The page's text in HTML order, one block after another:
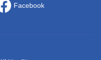
Facebook